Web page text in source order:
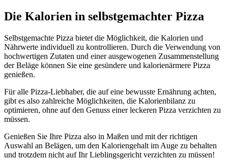
Die Kalorien in selbstgemachter Pizza
Selbstgemachte Pizza bietet die Möglichkeit, die Kalorien und
Nährwerte individuell zu kontrollieren. Durch die Verwendung von
hochwertigen Zutaten und einer ausgewogenen Zusammenstellung
der Beläge können Sie eine gesündere und kalorienärmere Pizza
genießen.
Für alle Pizza-Liebhaber, die auf eine bewusste Ernährung achten,
gibt es also zahlreiche Möglichkeiten, die Kalorienbilanz zu
optimieren, ohne auf den Genuss einer leckeren Pizza verzichten zu
müssen.
Genießen Sie Ihre Pizza also in Maßen und mit der richtigen
Auswahl an Belägen, um den Kaloriengehalt im Auge zu behalten
und trotzdem nicht auf Ihr Lieblingsgericht verzichten zu müssen!